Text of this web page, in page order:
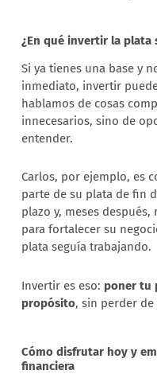
¿En qué invertir la plata
Si ya tienes una base y
inmediato, invertir
hablamos de cosas
innecesarios, sino de
entender.
Carlos, por ejemplo, es
parte de su plata de fin
plazo y, meses
para fortalecer su
plata seguía trabajando.
Invertir es eso: poner tu
propósito, sin perder de
Cómo disfrutar hoy y
financiera